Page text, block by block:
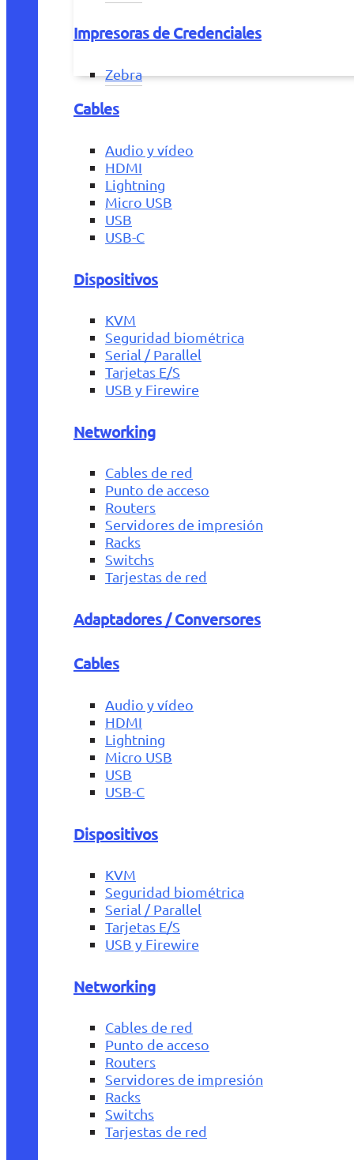
Impresoras de Credenciales
Zebra
Cables
Audio y vídeo
HDMI
Lightning
Micro USB
USB
USB-C
Dispositivos
KVM
Seguridad biométrica
Serial / Parallel
Tarjetas E/S
USB y Firewire
Networking
Cables de red
Punto de acceso
Routers
Servidores de impresión
Racks
Switchs
Tarjestas de red
Adaptadores / Conversores
Cables
Audio y vídeo
HDMI
Lightning
Micro USB
USB
USB-C
Dispositivos
KVM
Seguridad biométrica
Serial / Parallel
Tarjetas E/S
USB y Firewire
Networking
Cables de red
Punto de acceso
Routers
Servidores de impresión
Racks
Switchs
Tarjestas de red